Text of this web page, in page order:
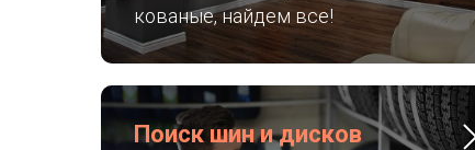
кованые, найдем все!
Поиск шин и дисков